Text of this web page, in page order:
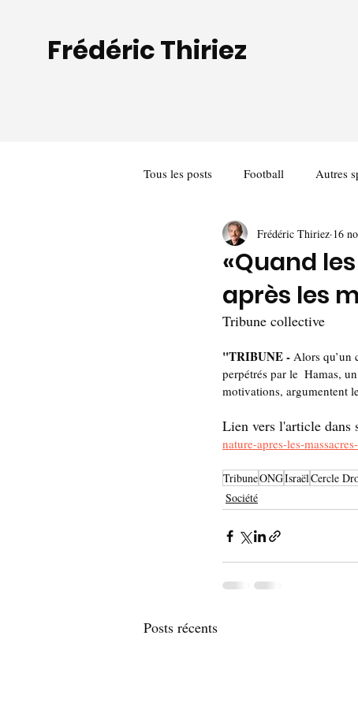
Frédéric Thiriez
Tous les posts Football Autres
«Quand
après les
Frédéric Thiriez 16
Tribune collective
"TRIBUNE - Alors qu’un
perpétrés par le  Hamas,
motivations, argumentent
Lien vers l'article dans
nature-apres-les-
TribuneONGIsraëlCercle
Société
Posts récents